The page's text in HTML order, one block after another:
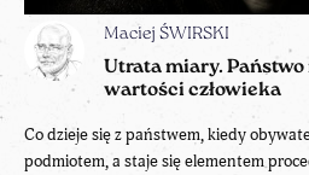
Maciej ŚWIRSKI
Utrata miary.
wartości człowieka
Co dzieje się z państwem, kiedy
podmiotem, a staje się elementem